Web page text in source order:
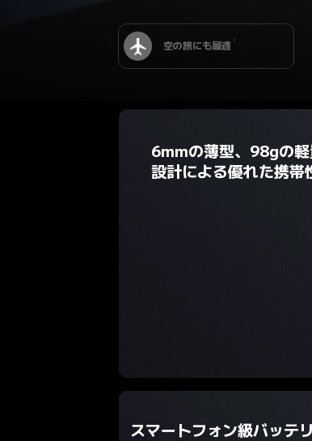
空の旅にも最適 1
6mmの薄型、98gの軽
設計による優れた携帯
スマートフォン級バッテ